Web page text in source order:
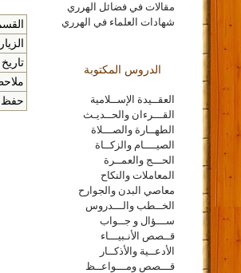
مقالات في فضائل الهرري
شهادات العلماء في الهرري
الدروس المكتوبة
العقــيدة الإســلامية
القـــرءان والحــديـث
الطهــارة والصـــلاة
الصيــــام والزكــاة
الحـــج والعمــرة
المعاملات والنكاح
معاصي البدن والجوارح
الخــطب والـــدروس
ســـؤال و جــواب
قــصص الأنـبيـــاء
الأدعــية والأذكــار
قـــصص ومـــواعــظ
حفظ